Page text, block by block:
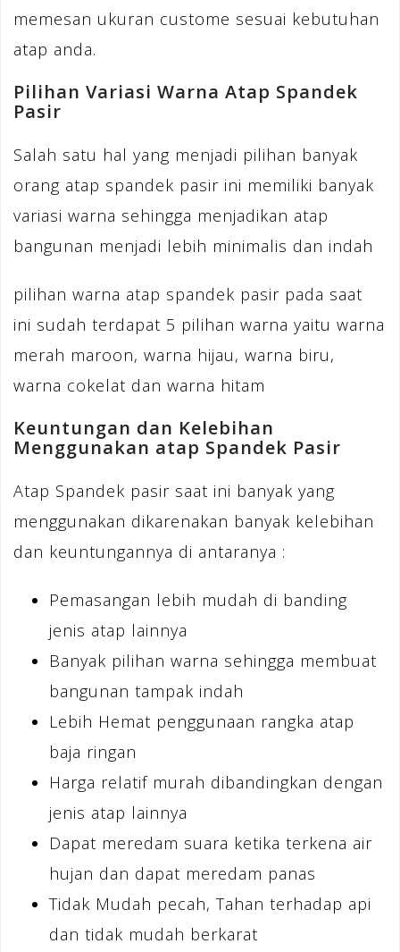
memesan ukuran custome sesuai kebutuhan
atap anda.
Pilihan Variasi Warna Atap Spandek
Pasir
Salah satu hal yang menjadi pilihan banyak
orang atap spandek pasir ini memiliki banyak
variasi warna sehingga menjadikan atap
bangunan menjadi lebih minimalis dan indah
pilihan warna atap spandek pasir pada saat
ini sudah terdapat 5 pilihan warna yaitu warna
merah maroon, warna hijau, warna biru,
warna cokelat dan warna hitam
Keuntungan dan Kelebihan
Menggunakan atap Spandek Pasir
Atap Spandek pasir saat ini banyak yang
menggunakan dikarenakan banyak kelebihan
dan keuntungannya di antaranya :
Pemasangan lebih mudah di banding
jenis atap lainnya
Banyak pilihan warna sehingga membuat
bangunan tampak indah
Lebih Hemat penggunaan rangka atap
baja ringan
Harga relatif murah dibandingkan dengan
jenis atap lainnya
Dapat meredam suara ketika terkena air
hujan dan dapat meredam panas
Tidak Mudah pecah, Tahan terhadap api
dan tidak mudah berkarat